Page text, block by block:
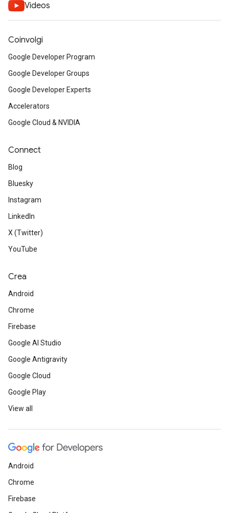
Videos
Coinvolgi
Google Developer Program
Google Developer Groups
Google Developer Experts
Accelerators
Google Cloud & NVIDIA
Connect
Blog
Bluesky
Instagram
LinkedIn
X (Twitter)
YouTube
Crea
Android
Chrome
Firebase
Google AI Studio
Google Antigravity
Google Cloud
Google Play
View all
Android
Chrome
Firebase